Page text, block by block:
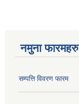
नमुना फारमहरु
सम्पत्ति विवरण फारम